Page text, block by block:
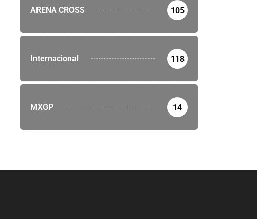
ARENA CROSS 105
Internacional 118
MXGP 14